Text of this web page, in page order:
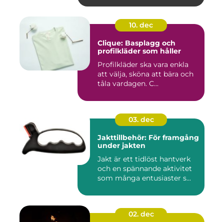
10. dec
Clique: Basplagg och
profilkläder som håller
Profilkläder ska vara enkla
att välja, sköna att bära och
tåla vardagen. C...
03. dec
Jakttillbehör: För framgång
under jakten
Jakt är ett tidlöst hantverk
och en spännande aktivitet
som många entusiaster s...
02. dec